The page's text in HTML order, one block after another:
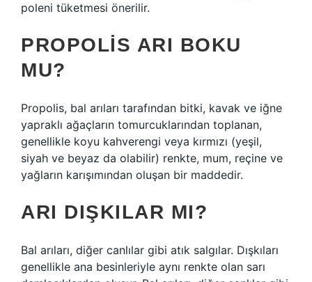
poleni tüketmesi önerilir.
PROPOLIS ARI BOKU
MU?
Propolis, bal arıları tarafından bitki, kavak ve iğne
yapraklı ağaçların tomurcuklarından toplanan,
genellikle koyu kahverengi veya kırmızı (yeşil,
siyah ve beyaz da olabilir) renkte, mum, reçine ve
yağların karışımından oluşan bir maddedir.
ARI DIŞKILAR MI?
Bal arıları, diğer canlılar gibi atık salgılar. Dışkıları
genellikle ana besinleriyle aynı renkte olan sarı